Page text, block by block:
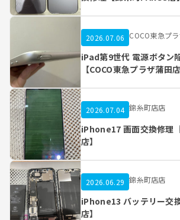
2026.07.06 COCO東急プ
iPad第9世代 電源ボタン
【COCO東急プラザ蒲田店
2026.07.04 錦糸町店店
iPhone17 画面交換修理
店】
2026.06.29 錦糸町店店
iPhone13 バッテリー交
店】